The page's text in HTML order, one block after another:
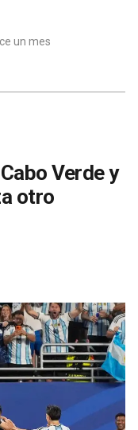
un mes
Verde y
otro